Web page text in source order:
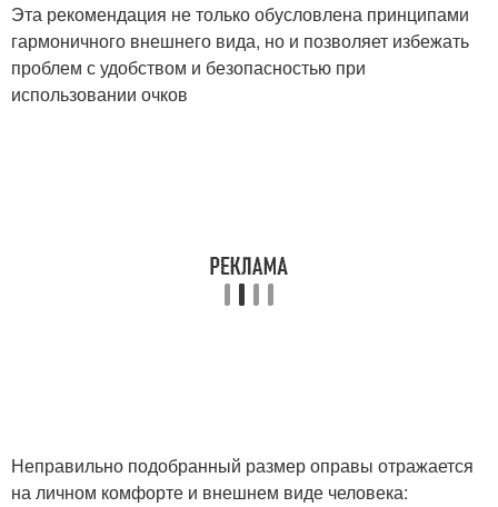
Эта рекомендация не только обусловлена принципами
гармоничного внешнего вида, но и позволяет избежать
проблем с удобством и безопасностью при
использовании очков
Неправильно подобранный размер оправы отражается
на личном комфорте и внешнем виде человека: